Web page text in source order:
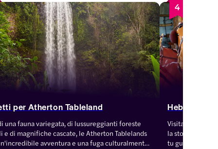
per Atherton Tableland
una fauna variegata, di lussureggianti foreste
e di magnifiche cascate, le Atherton Tablelands
avventura e una fuga culturalmente
4
Heberton
Visita la
la storia e il
tu guardi.